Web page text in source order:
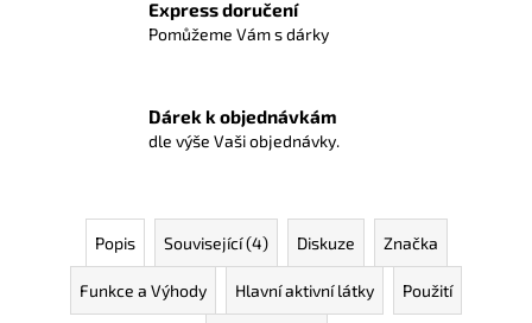
Express doručení
Pomůžeme Vám s dárky
Dárek k objednávkám
dle výše Vaši objednávky.
Popis Související (4) Diskuze Značka
Funkce a Výhody Hlavní aktivní látky Použití